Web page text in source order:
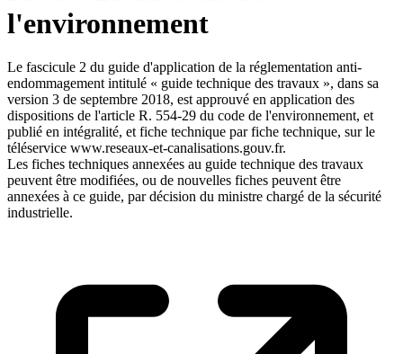
l'environnement
Le fascicule 2 du guide d'application de la réglementation anti-
endommagement intitulé « guide technique des travaux », dans sa
version 3 de septembre 2018, est approuvé en application des
dispositions de l'article R. 554-29 du code de l'environnement, et
publié en intégralité, et fiche technique par fiche technique, sur le
téléservice www.reseaux-et-canalisations.gouv.fr.
Les fiches techniques annexées au guide technique des travaux
peuvent être modifiées, ou de nouvelles fiches peuvent être
annexées à ce guide, par décision du ministre chargé de la sécurité
industrielle.